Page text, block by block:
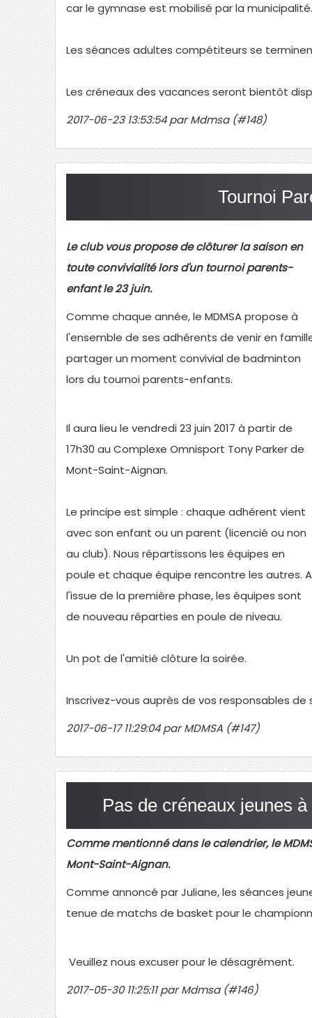
car le gymnase est mobilisé par la municipalité.
Les séances adultes compétiteurs se
Les créneaux des vacances seront bientôt
2017-06-23 13:53:54 par Mdmsa (#148)
Tournoi
Le club vous propose de clôturer la saison en
toute convivialité lors d'un tournoi parents-
enfant le 23 juin.
Comme chaque année, le MDMSA propose à
l'ensemble de ses adhérents de venir en
partager un moment convivial de badminton
lors du tournoi parents-enfants.
Il aura lieu le vendredi 23 juin 2017 à partir de
17h30 au Complexe Omnisport Tony Parker de
Mont-Saint-Aignan.
Le principe est simple : chaque adhérent vient
avec son enfant ou un parent (licencié ou non
au club). Nous répartissons les équipes en
poule et chaque équipe rencontre les autres. A
l'issue de la première phase, les équipes sont
de nouveau réparties en poule de niveau.
Un pot de l'amitié clôture la soirée.
Inscrivez-vous auprès de vos responsables
2017-06-17 11:29:04 par MDMSA (#147)
Pas de créneaux jeunes
Comme mentionné dans le calendrier, le
Mont-Saint-Aignan.
Comme annoncé par Juliane, les séances
tenue de matchs de basket pour le
Veuillez nous excuser pour le désagrément.
2017-05-30 11:25:11 par Mdmsa (#146)